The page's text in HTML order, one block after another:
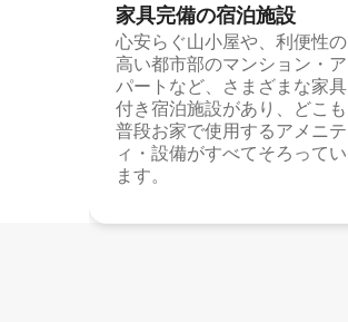
家具完備の宿⁠泊⁠施⁠設
心安らぐ山小屋や、利便性の
高い都市部のマンション・ア
パートなど、さまざまな家具
付き宿泊施設があり、どこも
普段お家で使用するアメニテ
ィ・設備がすべてそろってい
ます。